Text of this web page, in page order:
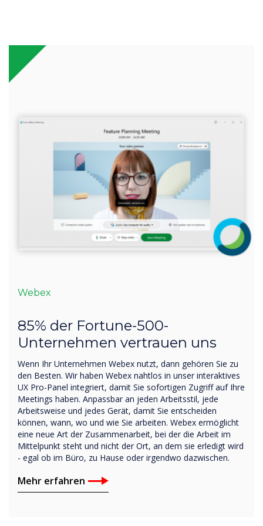
Webex
85% der Fortune-500-
Unternehmen vertrauen uns
Wenn Ihr Unternehmen Webex nutzt, dann gehören Sie zu
den Besten. Wir haben Webex nahtlos in unser interaktives
UX Pro-Panel integriert, damit Sie sofortigen Zugriff auf Ihre
Meetings haben. Anpassbar an jeden Arbeitsstil, jede
Arbeitsweise und jedes Gerät, damit Sie entscheiden
können, wann, wo und wie Sie arbeiten. Webex ermöglicht
eine neue Art der Zusammenarbeit, bei der die Arbeit im
Mittelpunkt steht und nicht der Ort, an dem sie erledigt wird
- egal ob im Büro, zu Hause oder irgendwo dazwischen.
Mehr erfahren